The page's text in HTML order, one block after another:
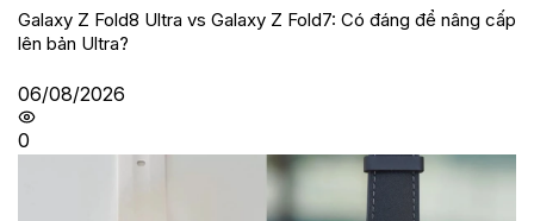
Galaxy Z Fold8 Ultra vs Galaxy Z Fold7: Có đáng để nâng cấp
lên bản Ultra?
06/08/2026
0